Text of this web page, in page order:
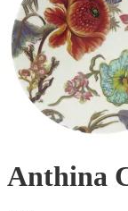
Anthina